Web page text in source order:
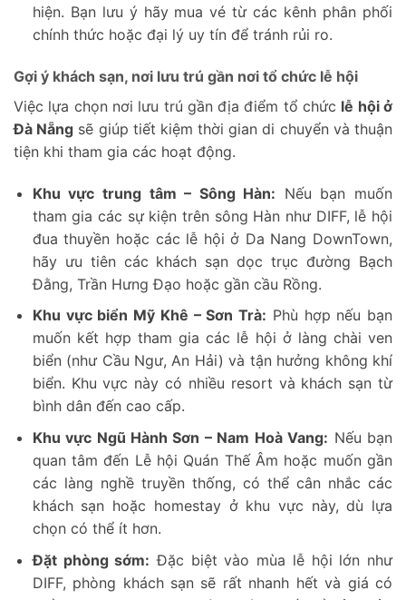
hiện. Bạn lưu ý hãy mua vé từ các kênh phân phối
chính thức hoặc đại lý uy tín để tránh rủi ro.
Gợi ý khách sạn, nơi lưu trú gần nơi tổ chức lễ hội
Việc lựa chọn nơi lưu trú gần địa điểm tổ chức lễ hội ở
Đà Nẵng sẽ giúp tiết kiệm thời gian di chuyển và thuận
tiện khi tham gia các hoạt động.
Khu vực trung tâm – Sông Hàn: Nếu bạn muốn
tham gia các sự kiện trên sông Hàn như DIFF, lễ hội
đua thuyền hoặc các lễ hội ở Da Nang DownTown,
hãy ưu tiên các khách sạn dọc trục đường Bạch
Đằng, Trần Hưng Đạo hoặc gần cầu Rồng.
Khu vực biển Mỹ Khê – Sơn Trà: Phù hợp nếu bạn
muốn kết hợp tham gia các lễ hội ở làng chài ven
biển (như Cầu Ngư, An Hải) và tận hưởng không khí
biển. Khu vực này có nhiều resort và khách sạn từ
bình dân đến cao cấp.
Khu vực Ngũ Hành Sơn – Nam Hoà Vang: Nếu bạn
quan tâm đến Lễ hội Quán Thế Âm hoặc muốn gần
các làng nghề truyền thống, có thể cân nhắc các
khách sạn hoặc homestay ở khu vực này, dù lựa
chọn có thể ít hơn.
Đặt phòng sớm: Đặc biệt vào mùa lễ hội lớn như
DIFF, phòng khách sạn sẽ rất nhanh hết và giá có